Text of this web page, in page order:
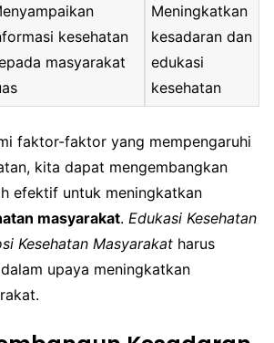
kesehatan
masyarakat
Meningkatkan
kesadaran dan
edukasi
kesehatan
faktor-faktor yang mempengaruhi
kita dapat mengembangkan
efektif untuk meningkatkan
masyarakat. Edukasi Kesehatan
Kesehatan Masyarakat harus
upaya meningkatkan